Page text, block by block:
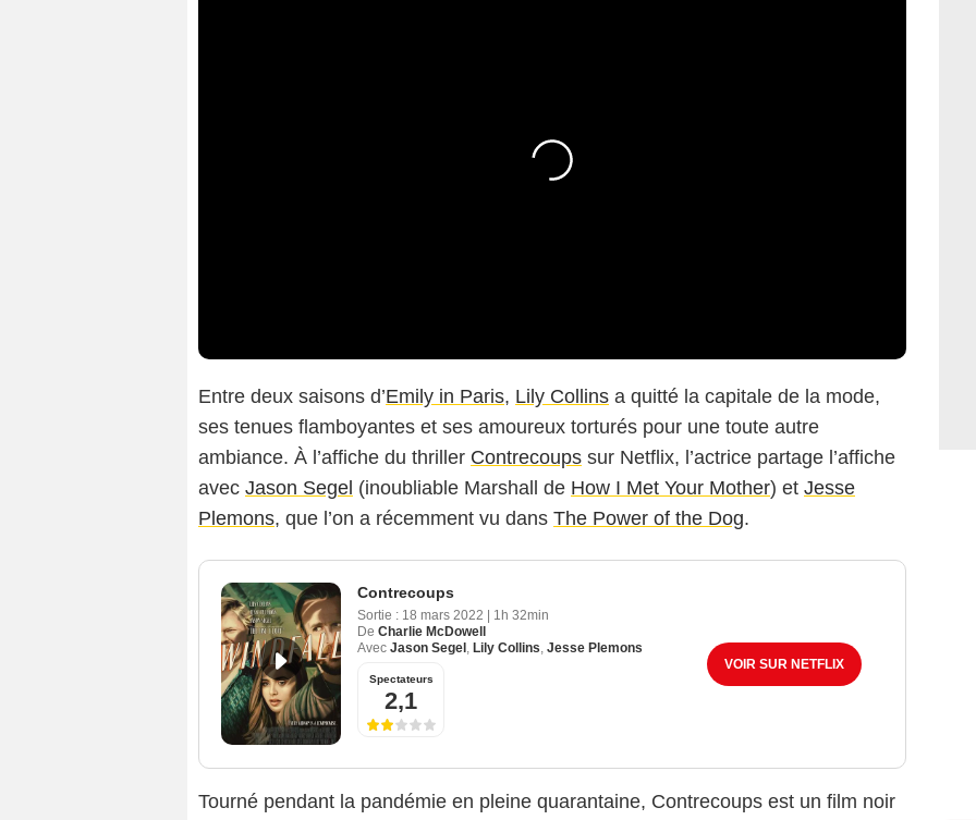
Entre deux saisons d’Emily in Paris, Lily Collins a quitté la capitale de la mode,
ses tenues flamboyantes et ses amoureux torturés pour une toute autre
ambiance. À l’affiche du thriller Contrecoups sur Netflix, l’actrice partage l’affiche
avec Jason Segel (inoubliable Marshall de How I Met Your Mother) et Jesse
Plemons, que l’on a récemment vu dans The Power of the Dog.
Contrecoups
Sortie : 18 mars 2022
1h 32min
De Charlie McDowell
Avec Jason Segel , Lily Collins, Jesse Plemons
Spectateurs
2,1
VOIR SUR NETFLIX
Tourné pendant la pandémie en pleine quarantaine, Contrecoups est un film noir